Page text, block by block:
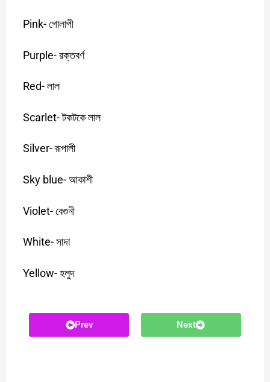
Pink-গোলাপী
Purple-রক্তবর্ণ
Red-লাল
Scarlet-টকটকেলাল
Silver-রূপালী
Sky blue-আকাশী
Violet-বেগুনী
White-সাদা
Yellow-হলুদ
Prev Next